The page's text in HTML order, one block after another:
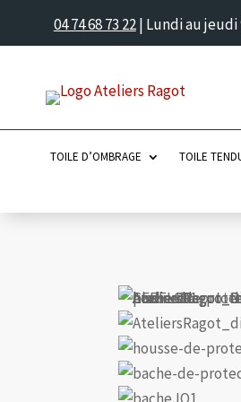
04 74 68 73 22| Lundi au jeudi
TOILE D’OMBRAGE TOILE